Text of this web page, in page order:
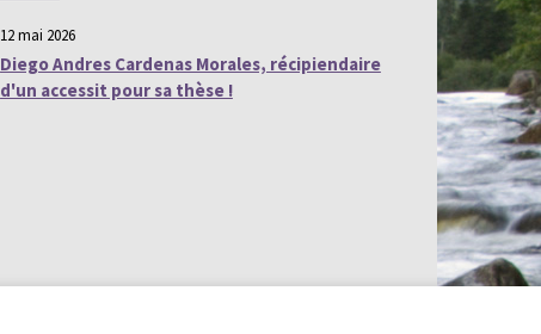
12 mai 2026
Diego Andres Cardenas Morales, récipiendaire
d'un accessit pour sa thèse !